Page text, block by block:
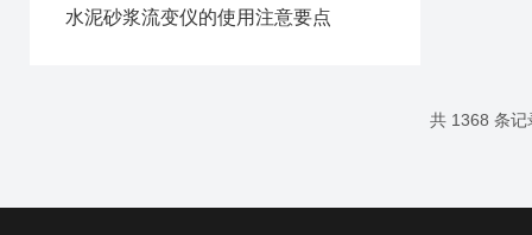
水泥砂浆流变仪的使用注意要点
共 1368 条